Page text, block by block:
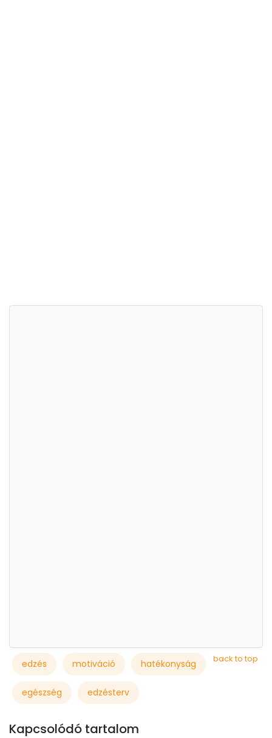
back to top
edzés motiváció hatékonyság
egészség edzésterv
Kapcsolódó tartalom